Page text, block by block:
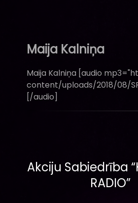
Maija Kalniņa
Maija Kalniņa [audio
content/uploads/2018/08/
[/audio]
Akciju Sabiedrība
RADIO”